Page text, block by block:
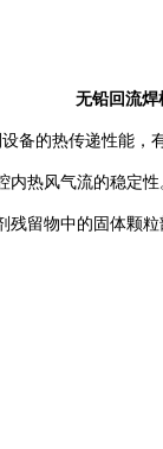
无铅回流焊
的热传递性能
热风气流的稳定
留物中的固体颗